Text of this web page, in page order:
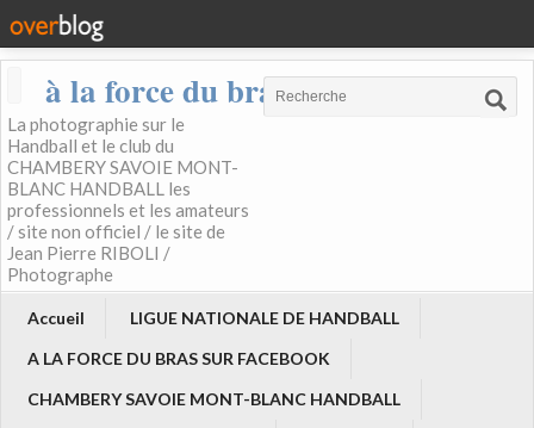
à la force du bras
La photographie sur le
Handball et le club du
CHAMBERY SAVOIE MONT-
BLANC HANDBALL les
professionnels et les amateurs
/ site non officiel / le site de
Jean Pierre RIBOLI /
Photographe
Accueil
LIGUE NATIONALE DE HANDBALL
A LA FORCE DU BRAS SUR FACEBOOK
CHAMBERY SAVOIE MONT-BLANC HANDBALL